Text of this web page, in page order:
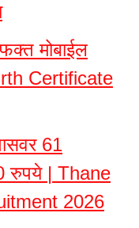
मोबाईल
Certificate
61
रुपये | Thane
2026